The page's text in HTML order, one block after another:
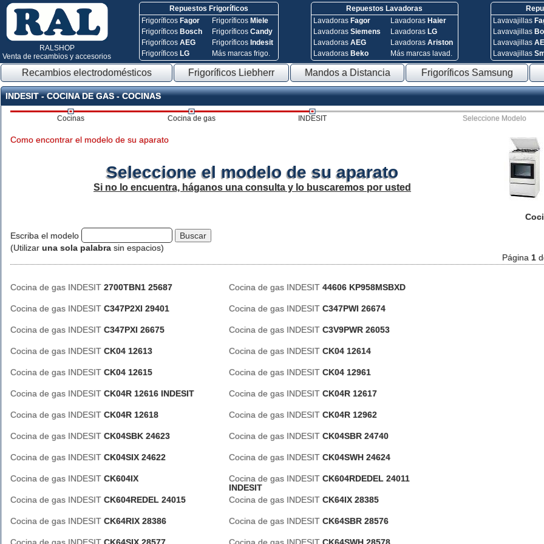
RALSHOP
Venta de recambios y accesorios
Repuestos Frigoríficos
Frigoríficos Fagor
Frigoríficos Bosch
FrigoríficosAEG
Frigoríficos LG
Frigoríficos Miele
FrigoríficosCandy
Frigoríficos Indesit
Más marcas frigo.
Repuestos Lavadoras
Lavadoras Fagor
Lavadoras Siemens
Lavadoras AEG
Lavadoras Beko
Lavadoras Haier
Lavadoras LG
Lavadoras Ariston
Más marcas lavad.
Lavavajillas
Lavavajillas
Lavavajillas
Lavavajillas
Recambios electrodomésticos Frigoríficos Liebherr Mandos a Distancia Frigoríficos Samsung
INDESIT - COCINA DE GAS - COCINAS
Cocinas Cocina de gas INDESIT Seleccione Modelo
Como encontrar el modelo de su aparato
Seleccione el modelo de su aparato
Si no lo encuentra, háganos una consulta y lo buscaremos por usted
Escriba el modelo
(Utilizar una sola palabra sin espacios)
Página 1
Cocina de gas INDESIT 2700TBN1 25687 Cocina de gas INDESIT 44606 KP958MSBXD
Cocina de gas INDESIT C347P2XI 29401 Cocina de gas INDESIT C347PWI 26674
Cocina de gas INDESIT C347PXI 26675 Cocina de gas INDESIT C3V9PWR 26053
Cocina de gas INDESIT CK04 12613 Cocina de gas INDESIT CK04 12614
Cocina de gas INDESIT CK04 12615 Cocina de gas INDESIT CK04 12961
Cocina de gas INDESIT CK04R 12616 INDESIT Cocina de gas INDESIT CK04R 12617
Cocina de gas INDESIT CK04R 12618 Cocina de gas INDESIT CK04R 12962
Cocina de gas INDESIT CK04SBK 24623 Cocina de gas INDESIT CK04SBR 24740
Cocina de gas INDESIT CK04SIX 24622 Cocina de gas INDESIT CK04SWH 24624
Cocina de gas INDESIT CK604IX Cocina de gas INDESIT CK604RDEDEL 24011
INDESIT
Cocina de gas INDESIT CK604REDEL 24015 Cocina de gas INDESIT CK64IX 28385
Cocina de gas INDESIT CK64RIX 28386 Cocina de gas INDESIT CK64SBR 28576